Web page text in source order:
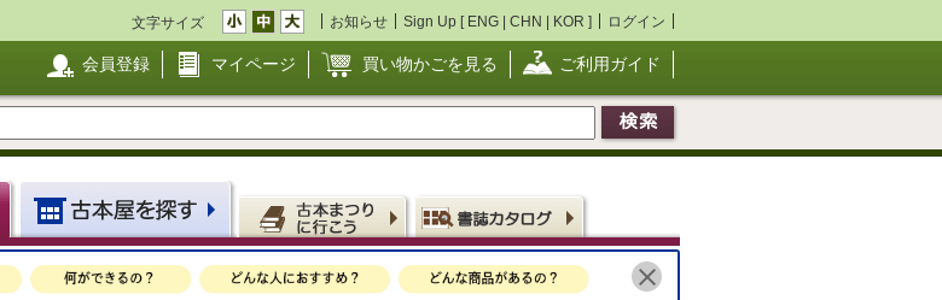
文字サイズ お知らせ Sign Up [ ENG | CHN | KOR ] ログイン
会員登録 マイページ 買い物かごを見る ご利用ガイド